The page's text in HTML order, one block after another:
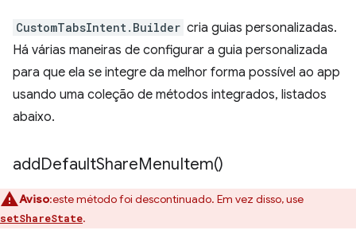
CustomTabsIntent.Builder cria guias personalizadas.
Há várias maneiras de configurar a guia personalizada
para que ela se integre da melhor forma possível ao app
usando uma coleção de métodos integrados, listados
abaixo.
addDefaultShareMenuItem()
Aviso:este método foi descontinuado. Em vez disso, use
setShareState.